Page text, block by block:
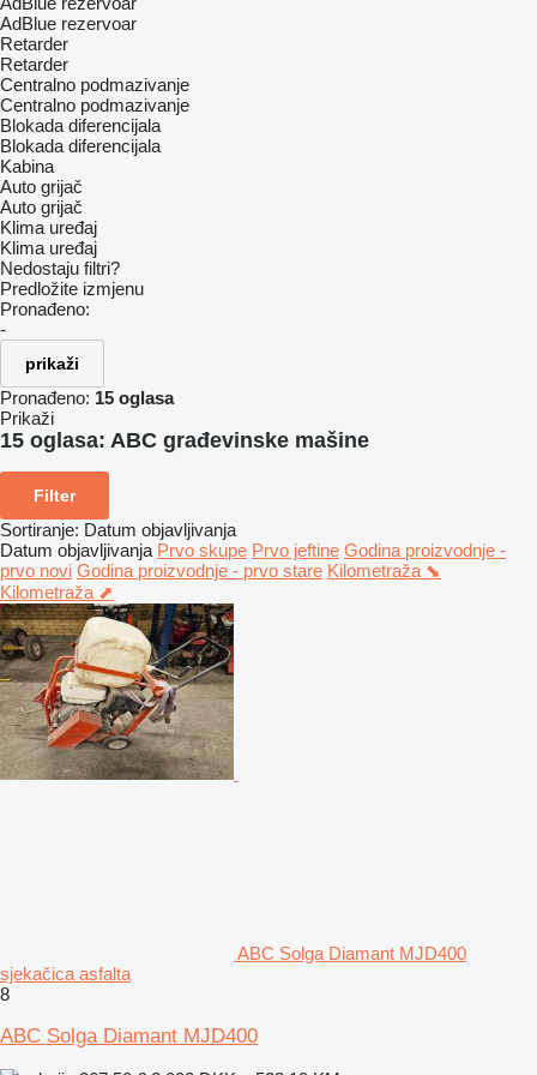
AdBlue rezervoar
Retarder
Retarder
Centralno podmazivanje
Centralno podmazivanje
Blokada diferencijala
Blokada diferencijala
Kabina
Auto grijač
Auto grijač
Klima uređaj
Klima uređaj
Nedostaju filtri?
Predložite izmjenu
Pronađeno:
-
prikaži
Pronađeno: 15 oglasa
Prikaži
15 oglasa: ABC građevinske mašine
Filter
Sortiranje: Datum objavljivanja
Datum objavljivanja Prvo skupe Prvo jeftine Godina proizvodnje -
prvo novi Godina proizvodnje - prvo stare Kilometraža ⬊
Kilometraža ⬈
ABC Solga Diamant MJD400
sjekačica asfalta
8
ABC Solga Diamant MJD400